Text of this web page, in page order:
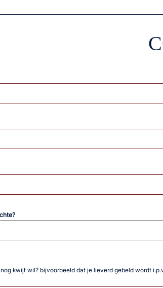
kwijt wil? bijvoorbeeld dat je lieverd gebeld wordt